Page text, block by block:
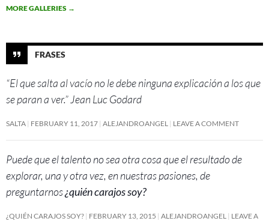
MORE GALLERIES →
FRASES
“El que salta al vacío no le debe ninguna explicación a los que
se paran a ver.” Jean Luc Godard
SALTA FEBRUARY 11, 2017 ALEJANDROANGEL LEAVE A COMMENT
Puede que el talento no sea otra cosa que el resultado de
explorar, una y otra vez, en nuestras pasiones, de
preguntarnos¿quién carajos soy?
¿QUIÉN CARAJOS SOY? FEBRUARY 13, 2015 ALEJANDROANGEL
LEAVE A